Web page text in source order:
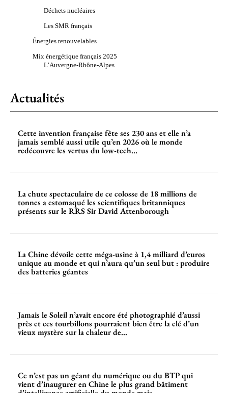
Déchets nucléaires
Les SMR français
Énergies renouvelables
Mix énergétique français 2025
L’Auvergne-Rhône-Alpes
Actualités
Cette invention française fête ses 230 ans et elle n’a
jamais semblé aussi utile qu’en 2026 où le monde
redécouvre les vertus du low-tech...
La chute spectaculaire de ce colosse de 18 millions de
tonnes a estomaqué les scientifiques britanniques
présents sur le RRS Sir David Attenborough
La Chine dévoile cette méga-usine à 1,4 milliard d’euros
unique au monde et qui n’aura qu’un seul but : produire
des batteries géantes
Jamais le Soleil n’avait encore été photographié d’aussi
près et ces tourbillons pourraient bien être la clé d’un
vieux mystère sur la chaleur de...
Ce n’est pas un géant du numérique ou du BTP qui
vient d’inaugurer en Chine le plus grand bâtiment